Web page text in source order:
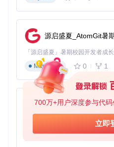
700万+用户深度参与代
立即
数据结构实践：tree模块的高效
tree模块通过二叉树实现展示
用，是学习数据结构和算法的
建、遍历和比较等基础操作。
常见应用场景：
有序数据存储与检索
层级关系表示（如文件系统
排序算法实现基础
tree模块中的核心是 函数
源启盛夏_AtomGit暑
Markdown
0 1
py-xiaozhi
Python
0 1